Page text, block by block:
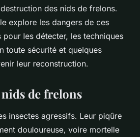
des nids de frelons.
explore les dangers de ces
pour les détecter, les techniques
toute sécurité et quelques
leur reconstruction.
de frelons
insectes agressifs. Leur piqûre
douloureuse, voire mortelle